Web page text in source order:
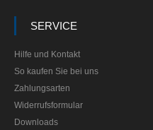
SERVICE
Hilfe und Kontakt
So kaufen Sie bei uns
Zahlungsarten
Widerrufsformular
Downloads